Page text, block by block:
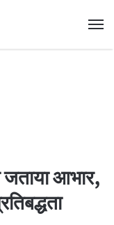
आभार,